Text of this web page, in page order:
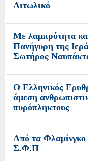
Αιτωλικό
Με λαμπρότητα
Πανήγυρη της
Σωτήρος
Ο Ελληνικός
άμεση
πυρόπληκτους
Από τα
Σ.Φ.Π